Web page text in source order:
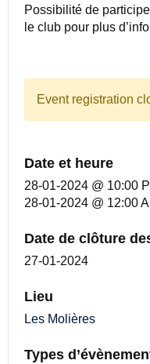
Possibilité de
le club pour plus
Event registration
Date et heure
28-01-2024 @ 10:00
28-01-2024 @ 12:00
Date de clôture
27-01-2024
Lieu
Les Molières
Types